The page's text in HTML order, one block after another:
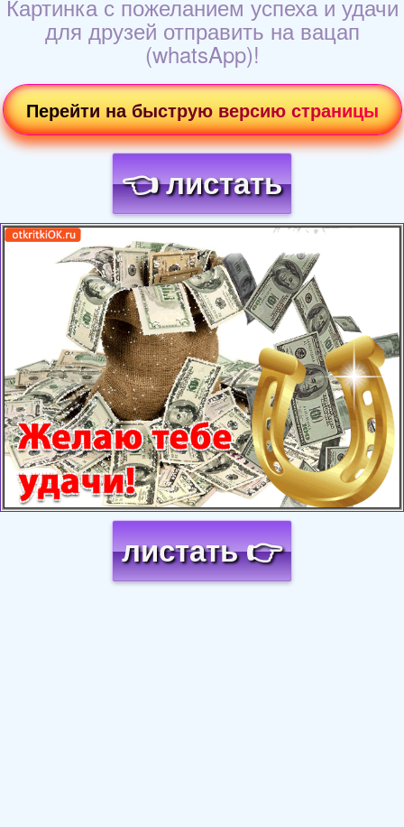
Картинка с пожеланием успеха и удачи
для друзей отправить на вацап
(whatsApp)!
Перейти на быструю версию страницы
👈 листать
Загрузка картинки...
листать 👉